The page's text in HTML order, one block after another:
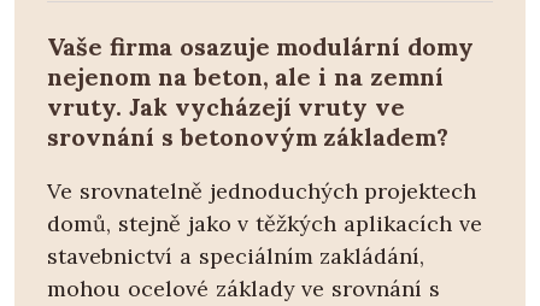
Vaše firma osazuje modulární domy
nejenom na beton, ale i na zemní
vruty. Jak vycházejí vruty ve
srovnání s betonovým základem?
Ve srovnatelně jednoduchých projektech
domů, stejně jako v těžkých aplikacích ve
stavebnictví a speciálním zakládání,
mohou ocelové základy ve srovnání s